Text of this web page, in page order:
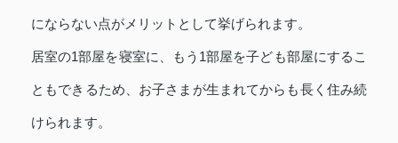
にならない点がメリットとして挙げられます。
居室の1部屋を寝室に、もう1部屋を子ども部屋にするこ
ともできるため、お子さまが生まれてからも長く住み続
けられます。